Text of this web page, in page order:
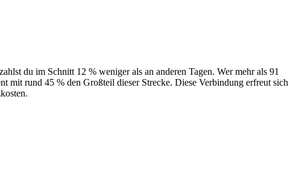
du im Schnitt 12 % weniger als an anderen Tagen. Wer mehr als 91
mit rund 45 % den Großteil dieser Strecke. Diese Verbindung erfreut sich